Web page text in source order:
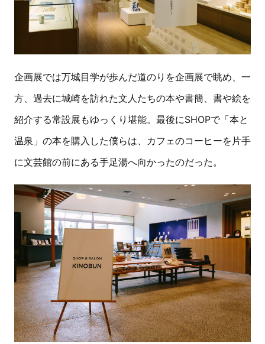
企画展では万城目学が歩んだ道のりを企画展で眺め、一
方、過去に城崎を訪れた文人たちの本や書簡、書や絵を
紹介する常設展もゆっくり堪能。最後にSHOPで「本と
温泉」の本を購入した僕らは、カフェのコーヒーを片手
に文芸館の前にある手足湯へ向かったのだった。